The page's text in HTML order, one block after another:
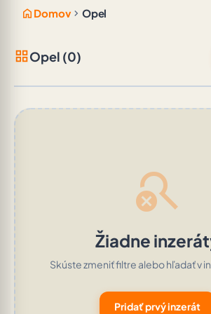
home Domov chevron_right Opel
grid_viewOpel (0)
search_off
Žiadne
Skúste zmeniť filtre alebo hľadať v
Pridať prvý inzerát